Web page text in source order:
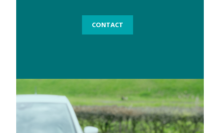
CONTACT